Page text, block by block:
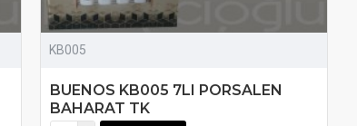
KB005
BUENOS KB005 7LI PORSALEN
BAHARAT TK